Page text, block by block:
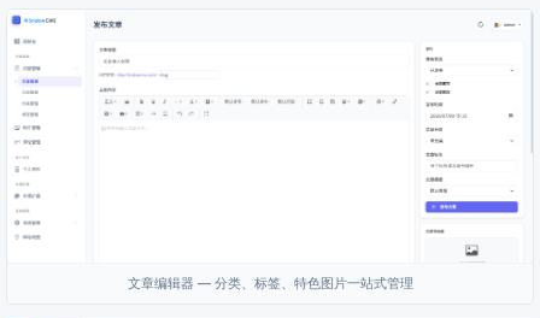
文章编辑器 — 分类、标签、特色图片一站式管理